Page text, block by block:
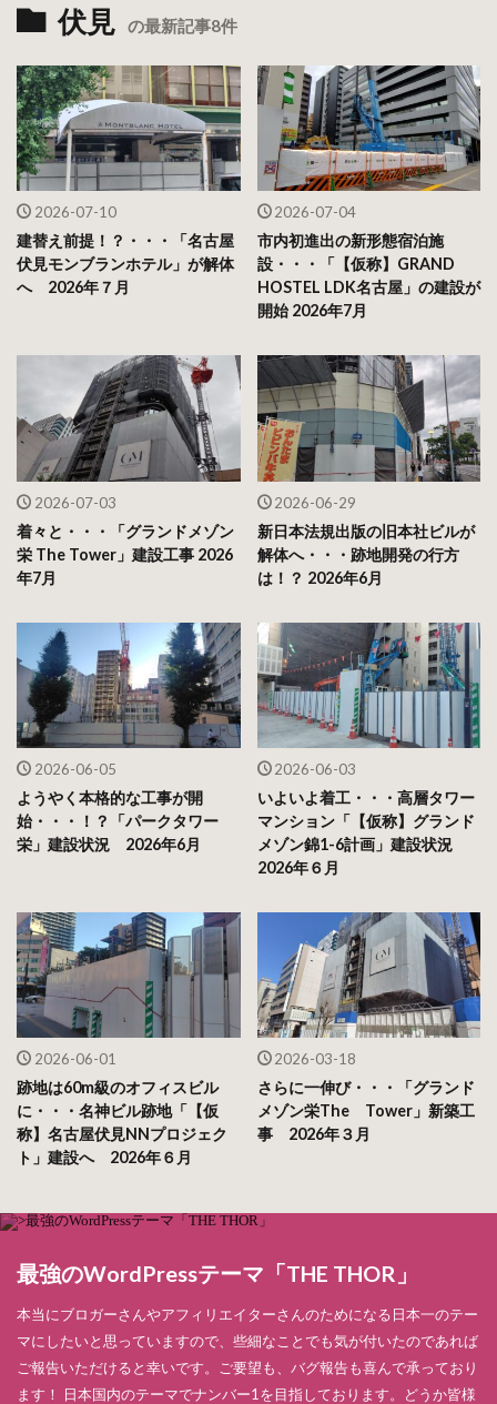
伏見 の最新記事8件
2026-07-10
建替え前提！？・・・「名古屋
伏見モンブランホテル」が解体
へ 2026年７月
2026-07-04
市内初進出の新形態宿泊施
設・・・「【仮称】GRAND
HOSTEL LDK名古屋」の建設が
開始 2026年7月
2026-07-03
着々と・・・「グランドメゾン
栄 The Tower」建設工事 2026
年7月
2026-06-29
新日本法規出版の旧本社ビルが
解体へ・・・跡地開発の行方
は！？ 2026年6月
2026-06-05
ようやく本格的な工事が開
始・・・！？「パークタワー
栄」建設状況 2026年6月
2026-06-03
いよいよ着工・・・高層タワー
マンション「【仮称】グランド
メゾン錦1-6計画」建設状況
2026年６月
2026-06-01
跡地は60m級のオフィスビル
に・・・名神ビル跡地「【仮
称】名古屋伏見NNプロジェク
ト」建設へ 2026年６月
2026-03-18
さらに一伸び・・・「グランド
メゾン栄The Tower」新築工
事 2026年３月
最強のWordPressテーマ「THE THOR」
本当にブロガーさんやアフィリエイターさんのためになる日本一のテー
マにしたいと思っていますので、些細なことでも気が付いたのであれば
ご報告いただけると幸いです。ご要望も、バグ報告も喜んで承っており
ます！ 日本国内のテーマでナンバー1を目指しております。どうか皆様